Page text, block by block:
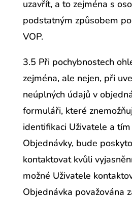
uzavřít, a to zejména s
podstatným způsobem
VOP.
3.5 Při pochybnostech
zejména, ale nejen, při
neúplných údajů v
formuláři, které
identifikaci Uživatele a
Objednávky, bude
kontaktovat kvůli
možné Uživatele
Objednávka považována